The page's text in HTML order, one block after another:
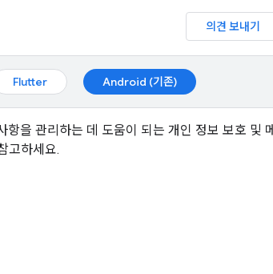
의견 보내기
Flutter Android (기존)
을 관리하는 데 도움이 되는 개인 정보 보호 및 메
고하세요.